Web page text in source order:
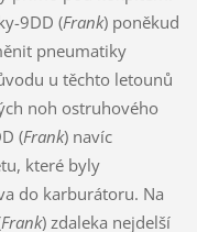
9DD (Frank) poněkud
pneumatiky
u těchto letounů
noh ostruhového
(Frank) navíc
které byly
do karburátoru. Na
Frank) zdaleka nejdelší